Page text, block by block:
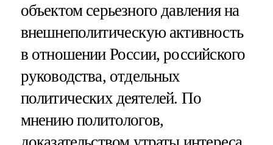
объектом серьезного давления на
внешнеполитическую активность
в отношении России, российского
руководства, отдельных
политических деятелей. По
мнению политологов,